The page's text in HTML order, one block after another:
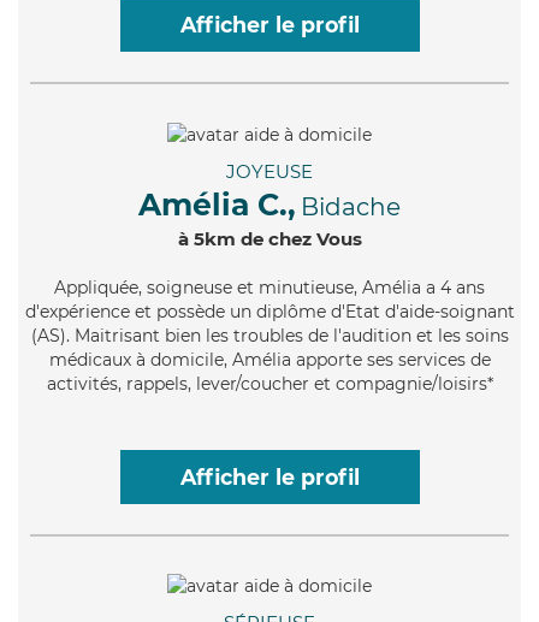
Afficher le profil
JOYEUSE
Amélia C., Bidache
à 5km de chez Vous
Appliquée, soigneuse et minutieuse, Amélia a 4 ans
d'expérience et possède un diplôme d'Etat d'aide-soignant
(AS). Maitrisant bien les troubles de l'audition et les soins
médicaux à domicile, Amélia apporte ses services de
activités, rappels, lever/coucher et compagnie/loisirs*
Afficher le profil